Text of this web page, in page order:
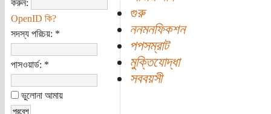
করুন:
OpenID কি?
সদস্য পরিচয়: *
পাসওয়ার্ড: *
ভুলোনা আমায়
গুরু
ননমনফিকশন
পপসম্রাট
মুক্তিযোদ্ধা
সববয়সী